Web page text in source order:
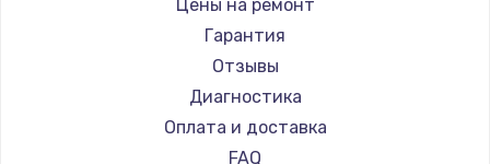
Цены на ремонт
Гарантия
Отзывы
Диагностика
Оплата и доставка
FAQ